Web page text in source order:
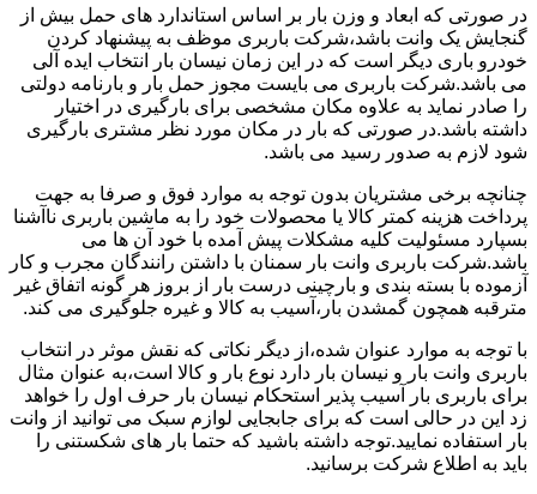
در صورتی که ابعاد و وزن بار بر اساس استاندارد های حمل بیش از
گنجایش یک وانت باشد،شرکت باربری موظف به پیشنهاد کردن
خودرو باری دیگر است که در این زمان نیسان بار انتخاب ایده آلی
می باشد.شرکت باربری می بایست مجوز حمل بار و بارنامه دولتی
را صادر نماید به علاوه مکان مشخصی برای بارگیری در اختیار
داشته باشد.در صورتی که بار در مکان مورد نظر مشتری بارگیری
شود لازم به صدور رسید می باشد.
چنانچه برخی مشتریان بدون توجه به موارد فوق و صرفا به جهت
پرداخت هزینه کمتر کالا یا محصولات خود را به ماشین باربری ناآشنا
بسپارد مسئولیت کلیه مشکلات پیش آمده با خود آن ها می
باشد.شرکت باربری وانت بار سمنان با داشتن رانندگان مجرب و کار
آزموده با بسته بندی و بارچینی درست بار از بروز هر گونه اتفاق غیر
مترقبه همچون گمشدن بار،آسیب به کالا و غیره جلوگیری می کند.
با توجه به موارد عنوان شده،از دیگر نکاتی که نقش موثر در انتخاب
باربری وانت بار و نیسان بار دارد نوع بار و کالا است،به عنوان مثال
برای باربری بار آسیب پذیر استحکام نیسان بار حرف اول را خواهد
زد این در حالی است که برای جابجایی لوازم سبک می توانید از وانت
بار استفاده نمایید.توجه داشته باشید که حتما بار های شکستنی را
باید به اطلاع شرکت برسانید.